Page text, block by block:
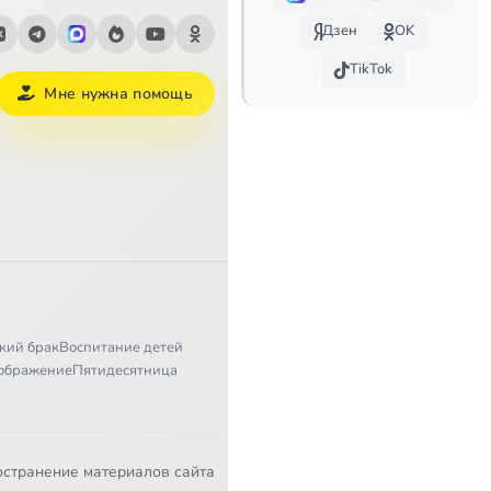
Мне нужна помощь
бракВоспитание детей
Пятидесятница
материалов сайта
Дзен
OK
TikTok